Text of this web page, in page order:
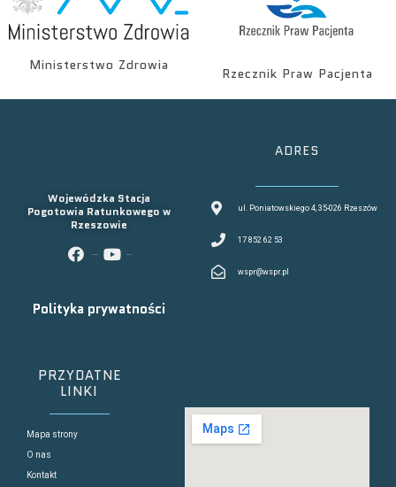
Ministerstwo Zdrowia
Rzecznik Praw Pacjenta
Wojewódzka Stacja
Pogotowia Ratunkowego w
Rzeszowie
Polityka prywatności
ADRES
ul. Poniatowskiego 4, 35-026 Rzeszów
17 852 62 53
wspr@wspr.pl
PRZYDATNE
LINKI
Mapa strony
O nas
Kontakt